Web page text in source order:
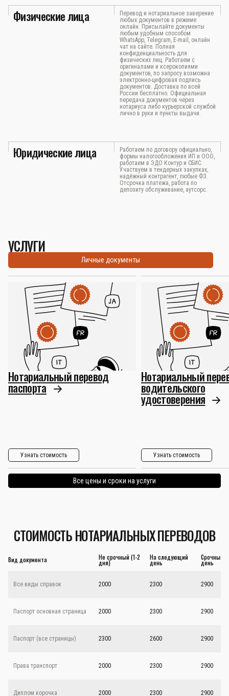
Физические лица
Перевод и нотариальное заверение
любых документов в режиме
онлайн. Присылайте документы
любым удобным способом
WhatsApp, Telegram, E-mail, онлайн
чат на сайте. Полная
конфиденциальность для
физических лиц. Работаем с
оригиналами и ксерокопиями
документов, по запросу возможна
электронно-цифровая подпись
документов. Доставка по всей
России бесплатно. Официальная
передача документов через
нотариуса либо курьерской службой
лично в руки и пункты выдачи.
Юридические лица
Работаем по договору официально,
формы налогообложения ИП и ООО,
работаем в ЭДО Контур и СБИС.
Участвуем в тендерных закупках,
надёжный контрагент, любые ФЗ.
Отсрочка платежа, работа по
депозиту обслуживание, аутсорс.
УСЛУГИ
Личные документы
Нотариальный перевод
паспорта
Узнать стоимость
Нотариальный
водительского
удостоверения
Узнать стоимость
Все цены и сроки на услуги
СТОИМОСТЬ НОТАРИАЛЬНЫХ ПЕРЕВОДОВ
Вид документа Не срочный (1-2
дня)
На следующий
день
Срочный -
день
Все виды справок 2000 2300 2900
Паспорт основная страница 2000 2300 2900
Паспорт (все страницы) 2300 2600 2900
Права транспорт 2000 2300 2900
Диплом корочка 2000 2300 2900